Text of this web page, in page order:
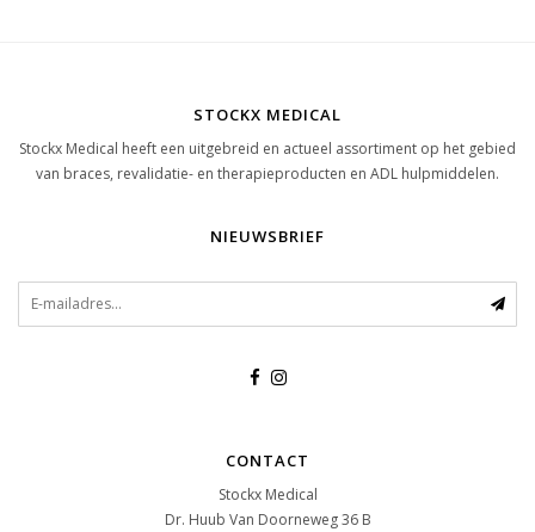
STOCKX MEDICAL
Stockx Medical heeft een uitgebreid en actueel assortiment op het gebied
van braces, revalidatie- en therapieproducten en ADL hulpmiddelen.
NIEUWSBRIEF
CONTACT
Stockx Medical
Dr. Huub Van Doorneweg 36 B